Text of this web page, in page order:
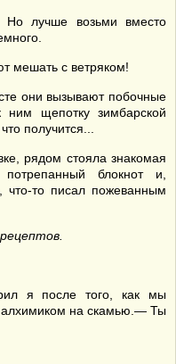
лучше возьми вместо
мешать с ветряком!
они вызывают побочные
щепотку зимбарской
получится...
рядом стояла знакомая
блокнот и,
что-то писал пожеванным
я после того, как мы
алхимиком на скамью.— Ты